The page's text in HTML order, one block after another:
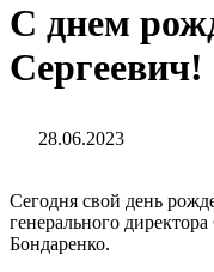
С днем
Сергеевич!
28.06.2023
Сегодня свой день
генерального
Бондаренко.